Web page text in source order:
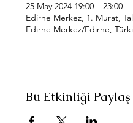
25 May 2024 19:00 – 23:00
Edirne Merkez, 1. Murat,
Edirne Merkez/Edirne,
Bu Etkinliği Paylaş